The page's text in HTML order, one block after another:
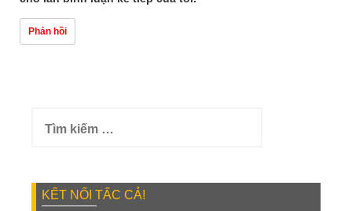
kiếm
KẾT NỐI TẤC CẢ!